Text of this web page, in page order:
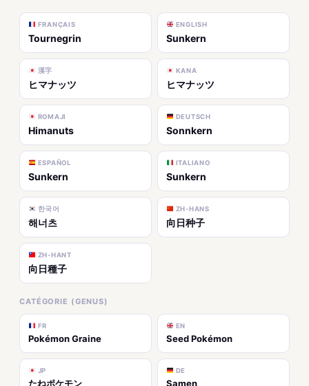
FRANÇAIS
Tournegrin
ENGLISH
Sunkern
漢字
ヒマナッツ
KANA
ヒマナッツ
ROMAJI
Himanuts
DEUTSCH
Sonnkern
ESPAÑOL
Sunkern
ITALIANO
Sunkern
한국어
해너츠
ZH-HANS
向日种子
ZH-HANT
向日種子
CATÉGORIE (GENUS)
FR
Pokémon Graine
EN
Seed Pokémon
JP
たねポケモン
DE
Samen